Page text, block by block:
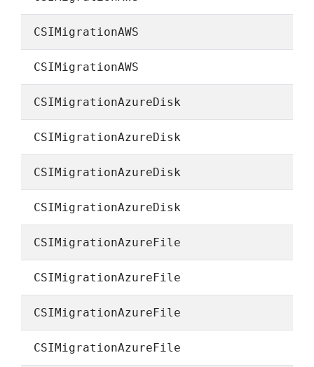
CSIMigrationAWS
CSIMigrationAWS
CSIMigrationAzureDisk
CSIMigrationAzureDisk
CSIMigrationAzureDisk
CSIMigrationAzureDisk
CSIMigrationAzureFile
CSIMigrationAzureFile
CSIMigrationAzureFile
CSIMigrationAzureFile